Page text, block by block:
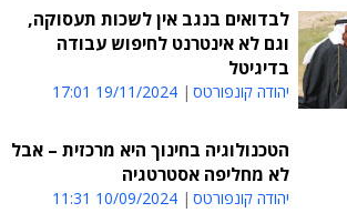
לבדואים בנגב אין לשכות תעסוקה,
וגם לא אינטרנט לחיפוש עבודה
בדיגיטל
יהודה קונפורטס 19/11/2024 17:01
הטכנולוגיה בחינוך היא מרכזית – אבל
לא מחליפה אסטרטגיה
יהודה קונפורטס 10/09/2024 11:31